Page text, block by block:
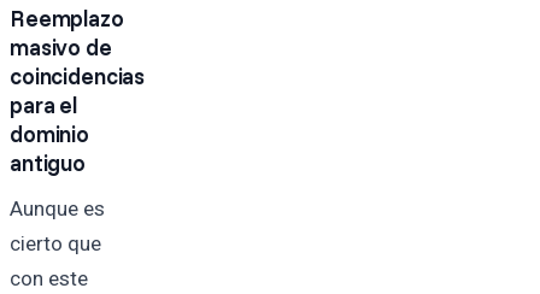
Reemplazo
masivo de
coincidencias
para el
dominio
antiguo
Aunque es
cierto que
con este